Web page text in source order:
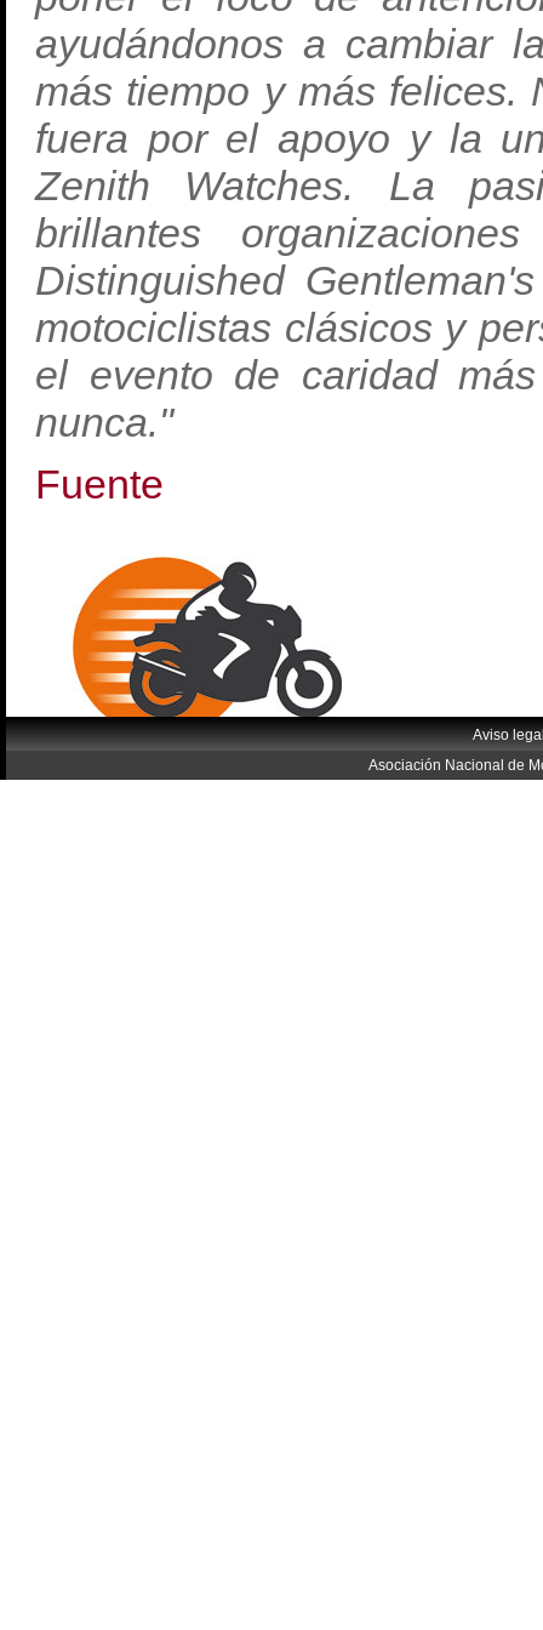
ayudándonos a cambiar
más tiempo y más felices.
fuera por el apoyo y la
Zenith Watches. La
brillantes
Distinguished
motociclistas clásicos y
el evento de caridad
nunca."
Fuente
Aviso
Asociación Nacional de